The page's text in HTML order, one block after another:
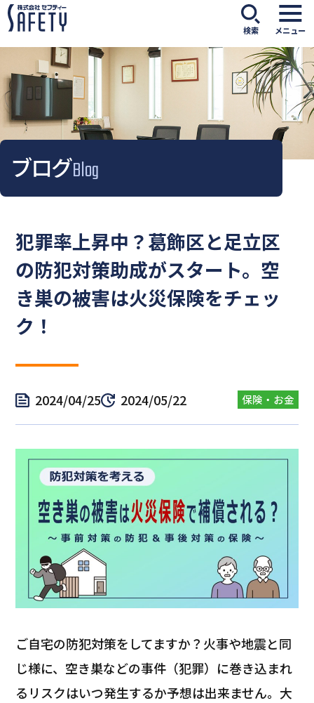
検索 メニュー
ブログBlog
犯罪率上昇中？葛飾区と足立区
の防犯対策助成がスタート。空
き巣の被害は火災保険をチェッ
ク！
2024/04/25 2024/05/22 保険・お金
ご自宅の防犯対策をしてますか？火事や地震と同
じ様に、空き巣などの事件（犯罪）に巻き込まれ
るリスクはいつ発生するか予想は出来ません。大